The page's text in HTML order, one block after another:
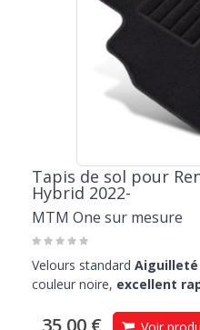
Tapis de sol pour
Hybrid 2022-
MTM One sur mesure
Velours standard Aiguilleté
couleur noire, excellent
35,00 €